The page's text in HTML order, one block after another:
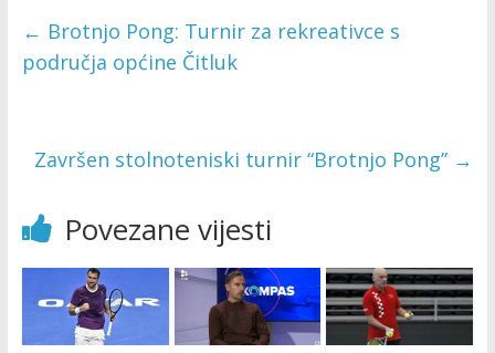
← Brotnjo Pong: Turnir za rekreativce s
područja općine Čitluk
Završen stolnoteniski turnir “Brotnjo Pong” →
Povezane vijesti